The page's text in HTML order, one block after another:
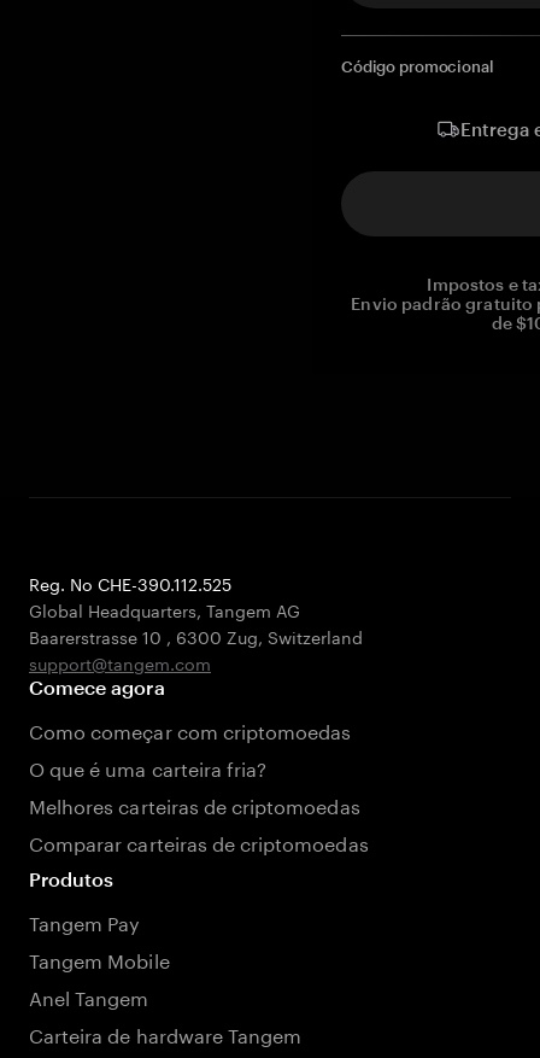
Código promocional
Entrega
Impostos e
Envio padrão gratuito
de
Reg. No CHE-390.112.525
Global Headquarters, Tangem AG
Baarerstrasse 10 , 6300 Zug, Switzerland
support@tangem.com
Comece agora
Como começar com criptomoedas
O que é uma carteira fria?
Melhores carteiras de criptomoedas
Comparar carteiras de criptomoedas
Produtos
Tangem Pay
Tangem Mobile
Anel Tangem
Carteira de hardware Tangem